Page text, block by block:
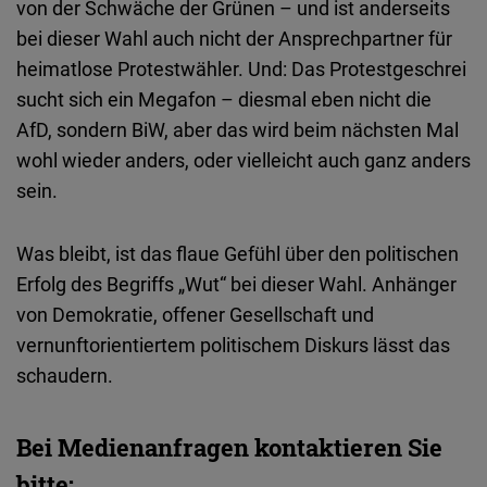
von der Schwäche der Grünen – und ist anderseits
bei dieser Wahl auch nicht der Ansprechpartner für
heimatlose Protestwähler. Und: Das Protestgeschrei
sucht sich ein Megafon – diesmal eben nicht die
AfD, sondern BiW, aber das wird beim nächsten Mal
wohl wieder anders, oder vielleicht auch ganz anders
sein.
Was bleibt, ist das flaue Gefühl über den politischen
Erfolg des Begriffs „Wut“ bei dieser Wahl. Anhänger
von Demokratie, offener Gesellschaft und
vernunftorientiertem politischem Diskurs lässt das
schaudern.
Bei Medienanfragen kontaktieren Sie